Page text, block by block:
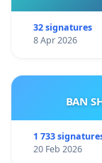
32 signatures
8 Apr 2026
BAN
1 733
20 Feb 2026